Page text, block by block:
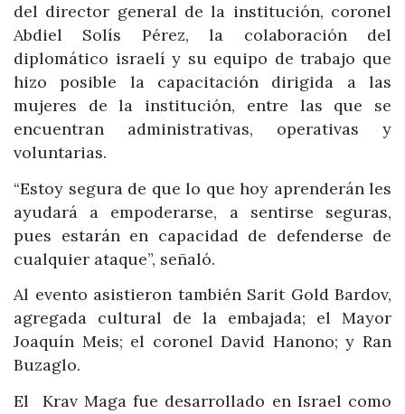
del director general de la institución, coronel
Abdiel Solís Pérez, la colaboración del
diplomático israelí y su equipo de trabajo que
hizo posible la capacitación dirigida a las
mujeres de la institución, entre las que se
encuentran administrativas, operativas y
voluntarias.
“Estoy segura de que lo que hoy aprenderán les
ayudará a empoderarse, a sentirse seguras,
pues estarán en capacidad de defenderse de
cualquier ataque”, señaló.
Al evento asistieron también Sarit Gold Bardov,
agregada cultural de la embajada; el Mayor
Joaquín Meis; el coronel David Hanono; y Ran
Buzaglo.
El Krav Maga fue desarrollado en Israel como